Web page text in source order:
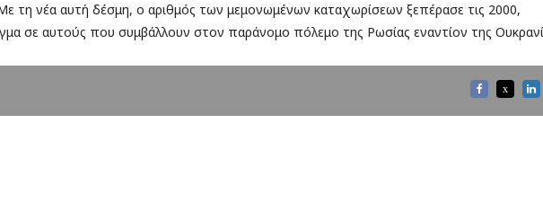
τη νέα αυτή δέσμη, ο αριθμός των μεμονωμένων καταχωρίσεων ξεπέρασε τις 2000,
σε αυτούς που συμβάλλουν στον παράνομο πόλεμο της Ρωσίας εναντίον της